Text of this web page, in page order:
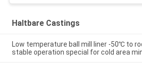
Haltbare Castings
Low temperature ball mill liner -50℃ to
stable operation special for cold area